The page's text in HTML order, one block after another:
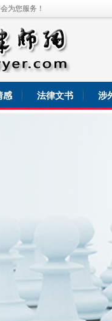
为您服务！
感 法律文书 涉